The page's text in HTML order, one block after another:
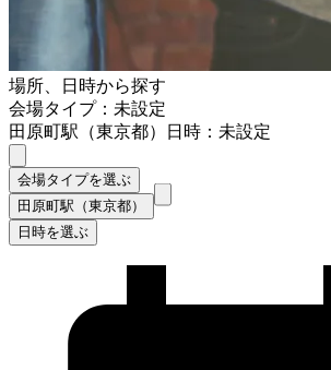
場所、日時から探す
会場タイプ：未設定
田原町駅（東京都）
日時：未設定
会場タイプを選ぶ
田原町駅（東京都）
日時を選ぶ